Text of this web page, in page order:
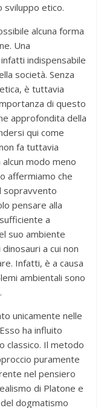
sviluppo etico.
alcuna forma
Una
indispensabile
società. Senza
è tuttavia
di questo
approfondita della
qui come
fa tuttavia
modo meno
affermiamo che
sopravvento
pensare alla
a
suo ambiente
a cui non
Infatti, è a causa
ambientali sono
unicamente nelle
ha influito
classico. Il metodo
puramente
nel pensiero
di Platone e
dogmatismo